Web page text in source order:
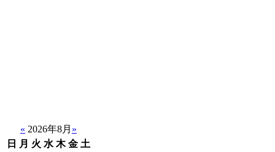
« 2026年8月 »
日
月 火 水 木 金 土